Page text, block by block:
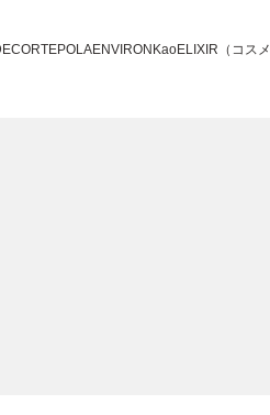
POLAENVIRON KaoELIXIR（コス